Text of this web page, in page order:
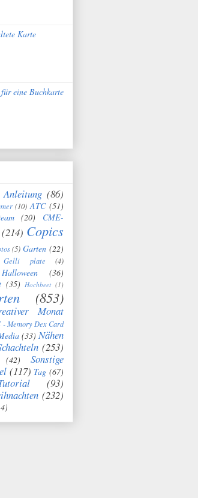
Karte
eine Buchkarte
Anleitung (86)
(10) ATC (51)
(20)
CME-
(214) Copics
(5) Garten (22)
Gelli plate (4)
Halloween (36)
(35) Hochbeet (1)
(853)
Monat
- Memory Dex Card
(33) Nähen
(253)
(42)
Sonstige
(117) Tag (67)
(93)
(232)